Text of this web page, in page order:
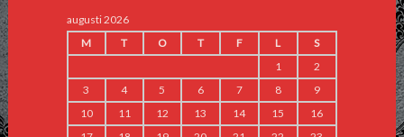
augusti 2026
M
T O T F L
S
1
2
3
4 5 6 7 8
9
10
11 12 13 14 15
16